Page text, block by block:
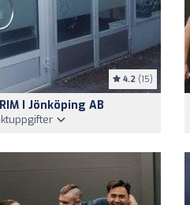
4.2 (15)
I Jönköping AB